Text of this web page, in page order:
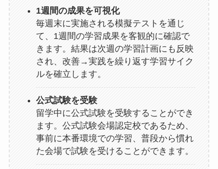
1週間の成果を可視化
毎週末に実施される模擬テストを通じ
て、1週間の学習成果を客観的に確認で
きます。結果は次週の学習計画にも反映
され、改善→実践を繰り返す学習サイク
ルを確立します。
公式試験を受験
留学中に公式試験を受験することができ
ます。公式試験会場認定校であるため、
事前に本番環境での学習、普段から慣れ
た会場で試験を受けることができます。